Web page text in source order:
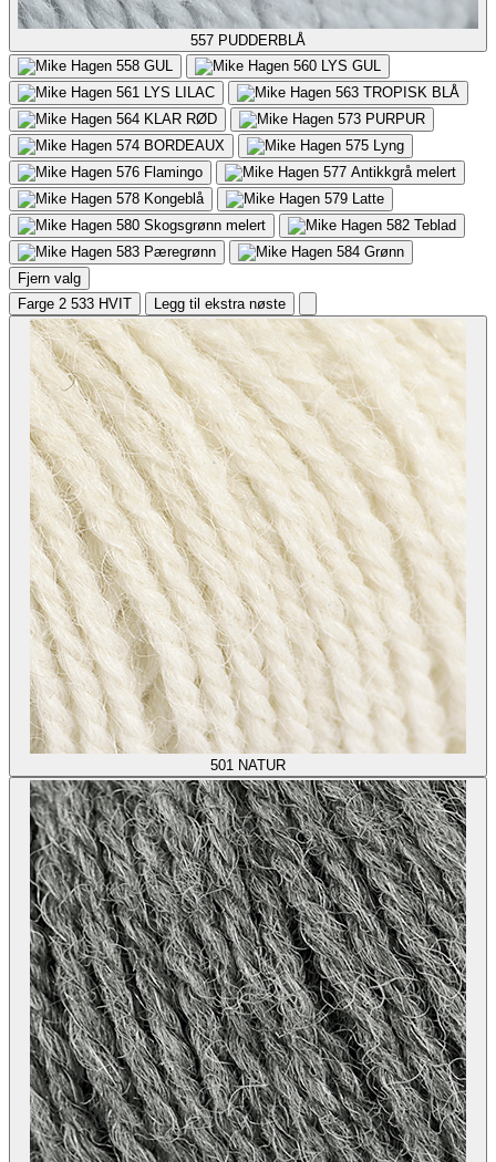
557 PUDDERBLÅ
558 GUL 560 LYS GUL
561 LYS LILAC 563 TROPISK BLÅ
564 KLAR RØD 573 PURPUR
574 BORDEAUX 575 Lyng
576 Flamingo 577 Antikkgrå melert
578 Kongeblå 579 Latte
580 Skogsgrønn melert 582 Teblad
583 Pæregrønn 584 Grønn
Fjern valg
Farge 2 533 HVIT Legg til ekstra nøste
501 NATUR